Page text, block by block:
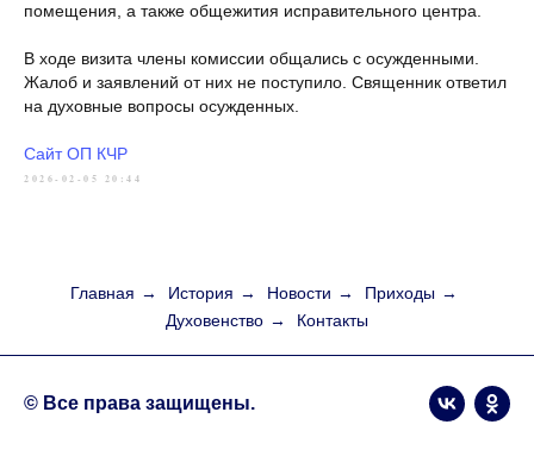
помещения, а также общежития исправительного центра.
В ходе визита члены комиссии общались с осужденными.
Жалоб и заявлений от них не поступило. Священник ответил
на духовные вопросы осужденных.
Сайт ОП КЧР
2026-02-05 20:44
Главная → История → Новости → Приходы →
Духовенство → Контакты
© Все права защищены.